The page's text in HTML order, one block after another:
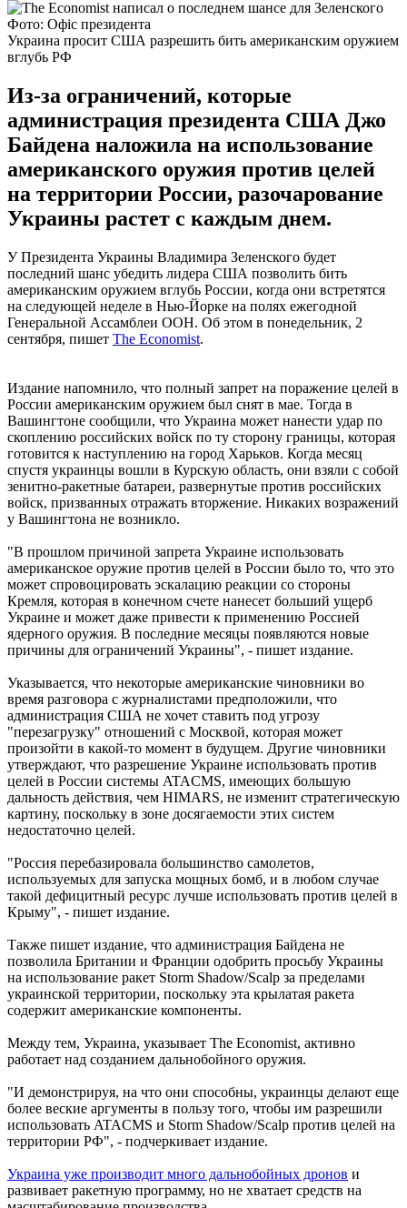
Фото: Офіс президента
Украина просит США разрешить бить американским оружием
вглубь РФ
Из-за ограничений, которые
администрация президента США Джо
Байдена наложила на использование
американского оружия против целей
на территории России, разочарование
Украины растет с каждым днем.
У Президента Украины Владимира Зеленского будет
последний шанс убедить лидера США позволить бить
американским оружием вглубь России, когда они встретятся
на следующей неделе в Нью-Йорке на полях ежегодной
Генеральной Ассамблеи ООН. Об этом в понедельник, 2
сентября, пишет The Economist.
Издание напомнило, что полный запрет на поражение целей в
России американским оружием был снят в мае. Тогда в
Вашингтоне сообщили, что Украина может нанести удар по
скоплению российских войск по ту сторону границы, которая
готовится к наступлению на город Харьков. Когда месяц
спустя украинцы вошли в Курскую область, они взяли с собой
зенитно-ракетные батареи, развернутые против российских
войск, призванных отражать вторжение. Никаких возражений
у Вашингтона не возникло.
"В прошлом причиной запрета Украине использовать
американское оружие против целей в России было то, что это
может спровоцировать эскалацию реакции со стороны
Кремля, которая в конечном счете нанесет больший ущерб
Украине и может даже привести к применению Россией
ядерного оружия. В последние месяцы появляются новые
причины для ограничений Украины", - пишет издание.
Указывается, что некоторые американские чиновники во
время разговора с журналистами предположили, что
администрация США не хочет ставить под угрозу
"перезагрузку" отношений с Москвой, которая может
произойти в какой-то момент в будущем. Другие чиновники
утверждают, что разрешение Украине использовать против
целей в России системы ATACMS, имеющих большую
дальность действия, чем HIMARS, не изменит стратегическую
картину, поскольку в зоне досягаемости этих систем
недостаточно целей.
"Россия перебазировала большинство самолетов,
используемых для запуска мощных бомб, и в любом случае
такой дефицитный ресурс лучше использовать против целей в
Крыму", - пишет издание.
Также пишет издание, что администрация Байдена не
позволила Британии и Франции одобрить просьбу Украины
на использование ракет Storm Shadow/Scalp за пределами
украинской территории, поскольку эта крылатая ракета
содержит американские компоненты.
Между тем, Украина, указывает The Economist, активно
работает над созданием дальнобойного оружия.
"И демонстрируя, на что они способны, украинцы делают еще
более веские аргументы в пользу того, чтобы им разрешили
использовать ATACMS и Storm Shadow/Scalp против целей на
территории РФ", - подчеркивает издание.
Украина уже производит много дальнобойных дронов и
развивает ракетную программу, но не хватает средств на